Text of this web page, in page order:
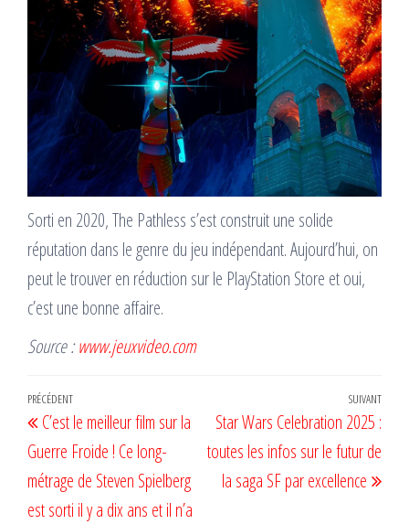
Sorti en 2020, The Pathless s’est construit une solide
réputation dans le genre du jeu indépendant. Aujourd’hui, on
peut le trouver en réduction sur le PlayStation Store et oui,
c’est une bonne affaire.
Source :www.jeuxvideo.com
Navigation
de
l’article
Article
précédent
PRÉCÉDENT
C’est le meilleur film sur la
Guerre Froide ! Ce long-
métrage de Steven Spielberg
est sorti il y a dix ans et il n’a
SUIVANT
Star Wars Celebration 2025 :
toutes les infos sur le futur de
la saga SF par excellence